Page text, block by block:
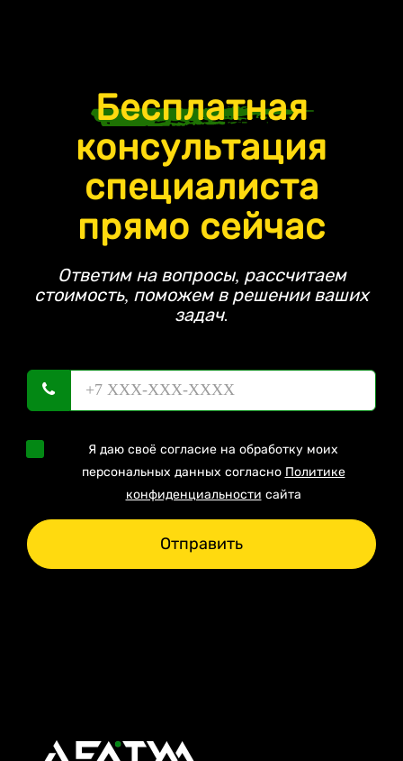
Бесплатная
консультация
специалиста
прямо сейчас
Ответим на вопросы, рассчитаем
стоимость, поможем в решении ваших
задач.
Я даю своё согласие на обработку моих
персональных данных согласно Политике
конфиденциальности сайта
Отправить